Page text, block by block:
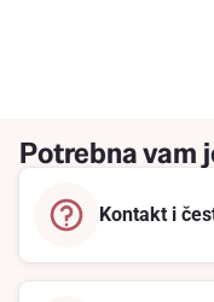
Potrebna vam
Kontakt i